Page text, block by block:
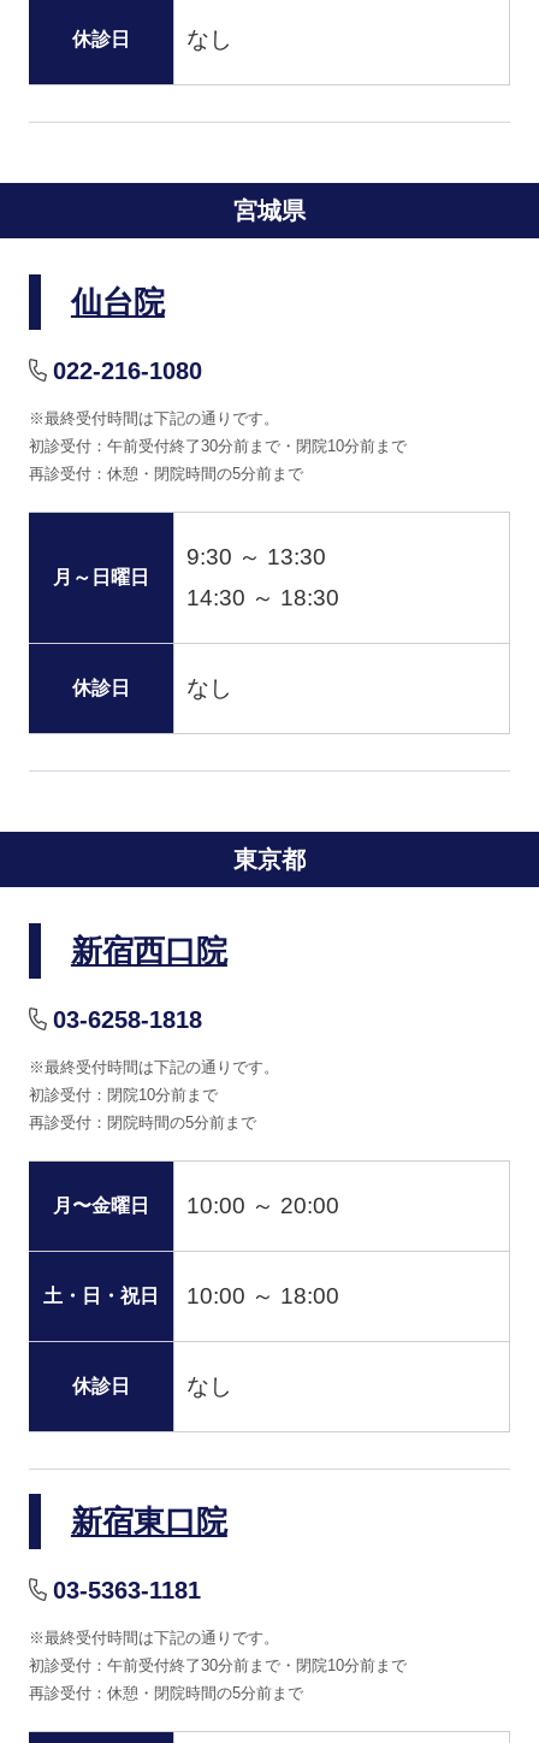
休診日 なし
宮城県
仙台院
022-216-1080
※最終受付時間は下記の通りです。
初診受付：午前受付終了30分前まで・閉院10分前まで
再診受付：休憩・閉院時間の5分前まで
月～日曜日
9:30 ～ 13:30
14:30 ～ 18:30
休診日 なし
東京都
新宿西口院
03-6258-1818
※最終受付時間は下記の通りです。
初診受付：閉院10分前まで
再診受付：閉院時間の5分前まで
月〜金曜日 10:00 ～ 20:00
土・日・祝日 10:00 ～ 18:00
休診日 なし
新宿東口院
03-5363-1181
※最終受付時間は下記の通りです。
初診受付：午前受付終了30分前まで・閉院10分前まで
再診受付：休憩・閉院時間の5分前まで